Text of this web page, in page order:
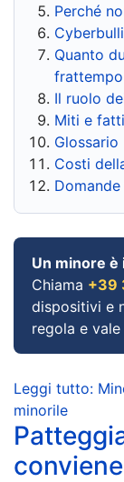
Perché
Quanto
frattempo
Il ruolo
Miti e fatti
Glossario
Costi
Un minore
Chiama +39
dispositivi e
regola e
Leggi tutto:
minorile